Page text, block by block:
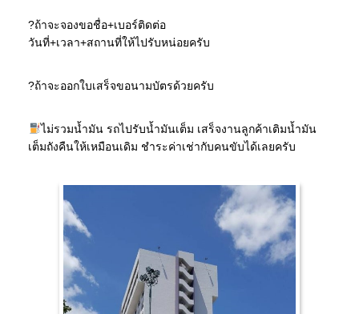
?ถ้าจะจองขอชื่อ+เบอร์ติดต่อ
วันที่+เวลา+สถานที่ให้ไปรับหน่อยครับ
?ถ้าจะออกใบเสร็จขอนามบัตรด้วยครับ
ไม่รวมน้ำมัน รถไปรับน้ำมันเต็ม เสร็จงานลูกค้าเติมน้ำมัน
เต็มถังคืนให้เหมือนเดิม ชำระค่าเช่ากับคนขับได้เลยครับ